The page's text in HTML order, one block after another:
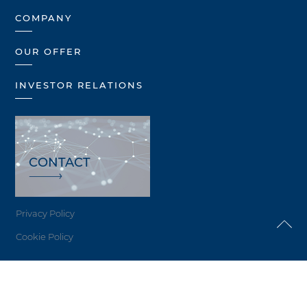
COMPANY
OUR OFFER
INVESTOR RELATIONS
CONTACT
Privacy Policy
Cookie Policy